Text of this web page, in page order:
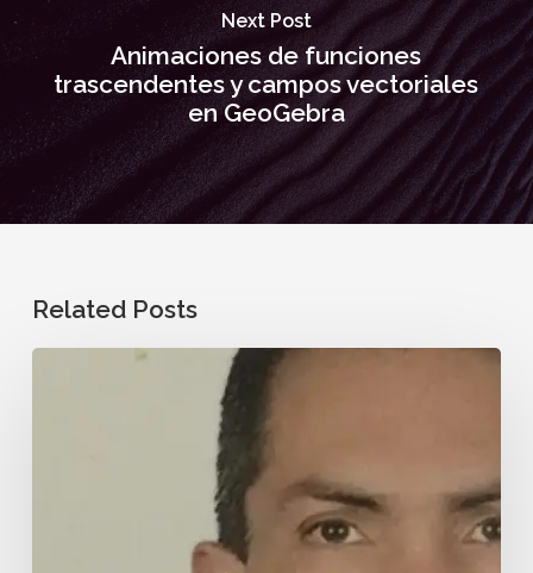
Next Post
Animaciones de funciones
trascendentes y campos vectoriales
en GeoGebra
Related Posts